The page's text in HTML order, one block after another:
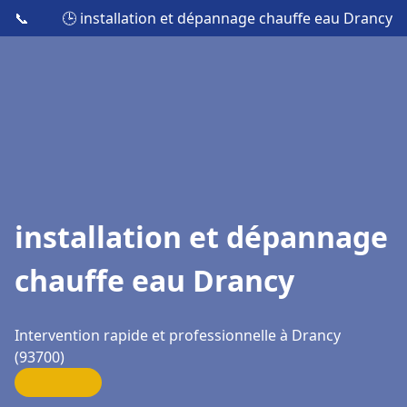
📞 🕒 installation et dépannage chauffe eau Drancy
installation et dépannage
chauffe eau Drancy
Intervention rapide et professionnelle à Drancy
(93700)